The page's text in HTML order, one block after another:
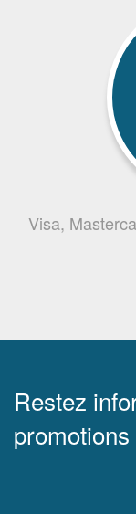
Visa,
Restez